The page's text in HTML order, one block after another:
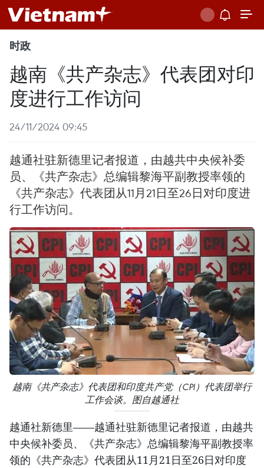
时政
越南《共产杂志》代表团对印
度进行工作访问
24/11/2024 09:45
越通社驻新德里记者报道，由越共中央候补委
员、《共产杂志》总编辑黎海平副教授率领的
《共产杂志》代表团从11月21日至26日对印度进
行工作访问。
越南《共产杂志》代表团和印度共产党（CPI）代表团举行
工作会谈。图自越通社
越通社新德里——越通社驻新德里记者报道，由越共
中央候补委员、《共产杂志》总编辑黎海平副教授率
领的《共产杂志》代表团从11月21日至26日对印度